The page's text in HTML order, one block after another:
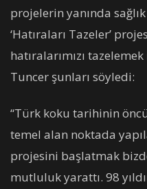
projelerin yanında
‘Hatıraları Tazeler’
hatıralarımızı
Tuncer şunları söyledi:
“Türk koku tarihinin
temel alan noktada
projesini başlatmak
mutluluk yarattı. 98